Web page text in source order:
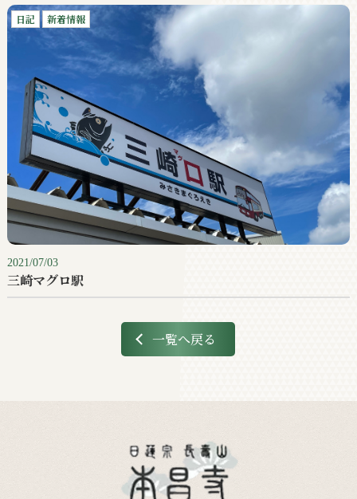
日記 新着情報
2021/07/03
三崎マグロ駅
一覧へ戻る